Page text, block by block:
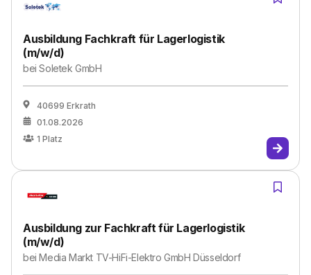
Ausbildung Fachkraft für Lagerlogistik
(m/w/d)
beiSoletek GmbH
40699 Erkrath
01.08.2026
1 Platz
Ausbildung zur Fachkraft für Lagerlogistik
(m/w/d)
beiMedia Markt TV-HiFi-Elektro GmbH Düsseldorf